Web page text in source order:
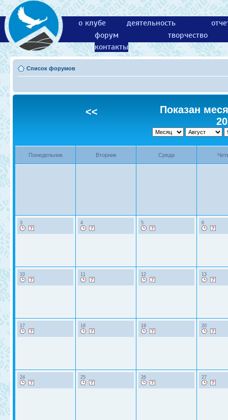
о клубе деятельность
форум
творчество
контакты
Список форумов
<<
Показан
Понедельник Вторник Среда
3 4 5 6
10 11 12 13
17 18 19 20
24 25 26 27